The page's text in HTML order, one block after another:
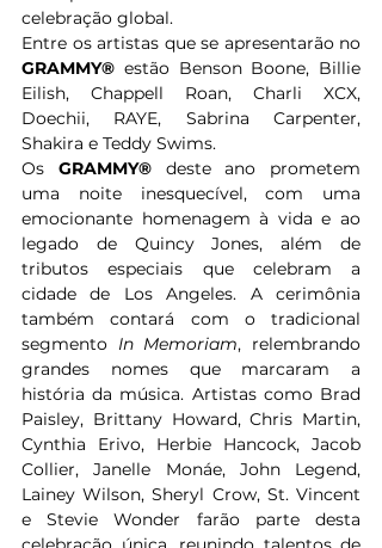
celebração global.
GRAMMY® estão Benson Boone, Billie
Eilish, Chappell Roan, Charli XCX,
Doechii, RAYE, Sabrina Carpenter,
Shakira e Teddy Swims.
Os GRAMMY® deste ano prometem
uma noite inesquecível, com uma
emocionante homenagem à vida e ao
legado de Quincy Jones, além de
tributos especiais que celebram a
cidade de Los Angeles. A cerimônia
também contará com o tradicional
segmento In Memoriam, relembrando
grandes nomes que marcaram a
história da música. Artistas como Brad
Paisley, Brittany Howard, Chris Martin,
Cynthia Erivo, Herbie Hancock, Jacob
Collier, Janelle Monáe, John Legend,
Lainey Wilson, Sheryl Crow, St. Vincent
e Stevie Wonder farão parte desta